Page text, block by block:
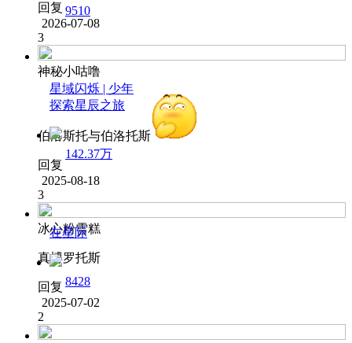
回复
2026-07-08
3
神秘小咕噜
伯洛斯托与伯洛托斯
回复
2025-08-18
3
冰心粉雪糕
真博罗托斯
回复
2025-07-02
2
9510
星域闪烁 | 少年
探索星辰之旅
142.37万
在星际
8428